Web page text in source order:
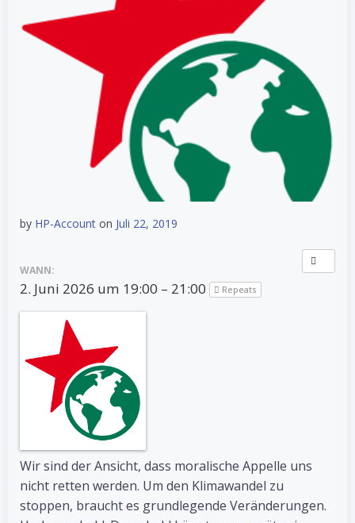
by HP-Account on Juli 22, 2019
WANN:
2. Juni 2026 um 19:00 – 21:00 Repeats
Wir sind der Ansicht, dass moralische Appelle uns
nicht retten werden. Um den Klimawandel zu
stoppen, braucht es grundlegende Veränderungen.